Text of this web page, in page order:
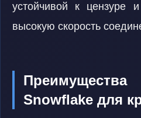
устойчивой к цензуре
высокую скорость
Преимущества
Snowflake для